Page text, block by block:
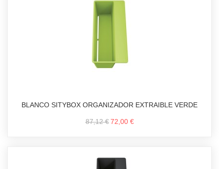
BLANCO SITYBOX ORGANIZADOR EXTRAIBLE VERDE
87,12 € 72,00 €